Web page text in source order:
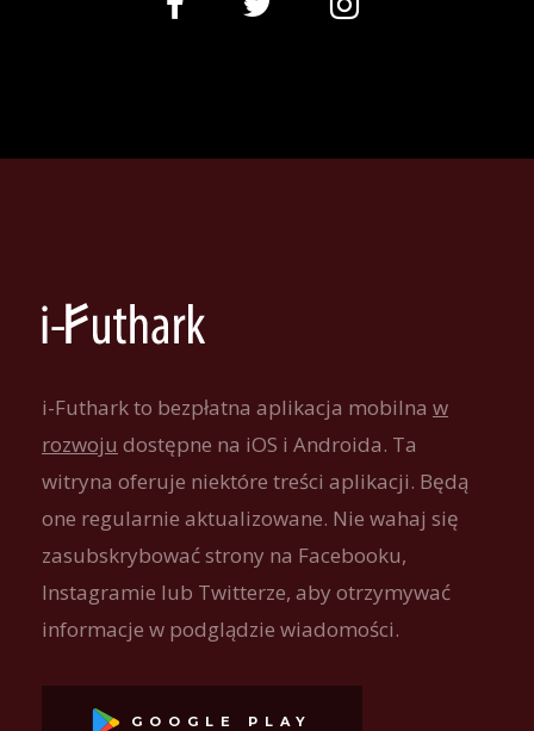
i-Futhark to bezpłatna aplikacja mobilna w
rozwoju dostępne na iOS i Androida. Ta
witryna oferuje niektóre treści aplikacji. Będą
one regularnie aktualizowane. Nie wahaj się
zasubskrybować strony na Facebooku,
Instagramie lub Twitterze, aby otrzymywać
informacje w podglądzie wiadomości.
GOOGLE PLAY